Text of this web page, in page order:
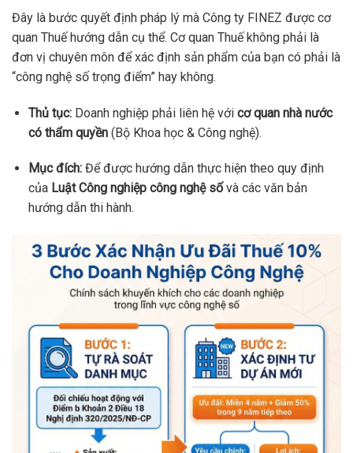
Đây là bước quyết định pháp lý mà Công ty FINEZ được cơ
quan Thuế hướng dẫn cụ thể. Cơ quan Thuế không phải là
đơn vị chuyên môn để xác định sản phẩm của bạn có phải là
“công nghệ số trọng điểm” hay không.
Thủ tục:Doanh nghiệp phải liên hệ với cơ quan nhà nước
có thẩm quyền(Bộ Khoa học & Công nghệ).
Mục đích:Để được hướng dẫn thực hiện theo quy định
của Luật Công nghiệp công nghệ sốvà các văn bản
hướng dẫn thi hành.